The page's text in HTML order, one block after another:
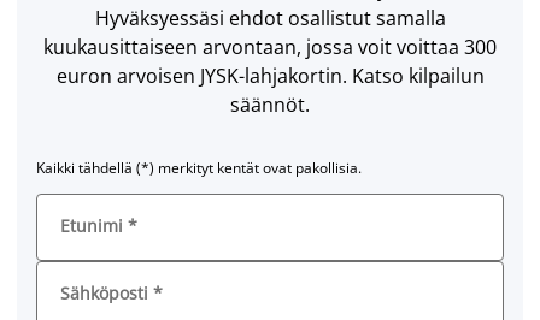
Hyväksyessäsi ehdot osallistut samalla
kuukausittaiseen arvontaan, jossa voit voittaa 300
euron arvoisen JYSK-lahjakortin. Katso kilpailun
säännöt.
Kaikki tähdellä (*) merkityt kentät ovat pakollisia.
Etunimi *
Sähköposti *